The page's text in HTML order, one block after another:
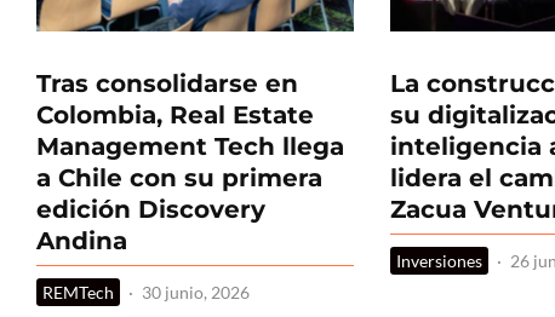
Tras consolidarse en
Colombia, Real Estate
Management Tech llega
a Chile con su primera
edición Discovery
Andina
REMTech · 30 junio, 2026
La
su
inteligencia
lidera el
Zacua
Inversiones · 26